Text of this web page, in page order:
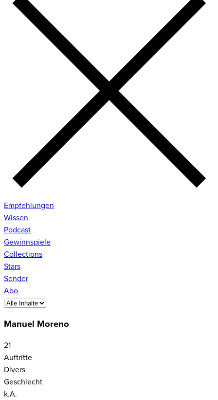
Empfehlungen
Wissen
Podcast
Gewinnspiele
Collections
Stars
Sender
Abo
Manuel Moreno
21
Auftritte
Divers
Geschlecht
k.A.